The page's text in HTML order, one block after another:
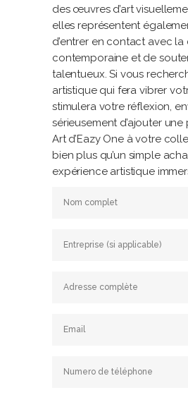
des œuvres d’art
elles représentent
d’entrer en contact avec
contemporaine et de
talentueux. Si vous
artistique qui fera vibrer
stimulera votre réflexion,
sérieusement d’ajouter
Art d’Eazy One à votre
bien plus qu’un simple
expérience artistique